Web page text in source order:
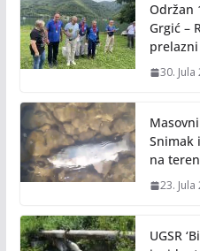
Održan
Grgić –
30. Jula
Snimak
na
23. Jula
UGSR